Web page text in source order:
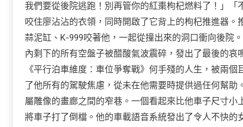
我們要從後院逃跑！別再管你的紅棗枸杞燃料了！」
咬住廖沾沾的衣領，同時開啟了它背上的枸杞推進器
蒜泥缸、K-999咬著他，一起從撞出來的洞口衝向後院
內剩下的所有空盤子被醋酸氣波震碎，發出了最後的
《平行泊車維度：車位爭奪戰》何手殘的人生，被兩
了他所有的駕駛焦慮，從未在他需要時提供過任何幫
屬雕像的畫廊之間的窄巷。一個看起來比他車子尺寸
將車子打了倒檔。他的車載語音系統發出了令人不快